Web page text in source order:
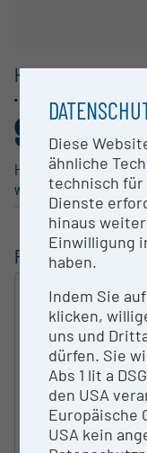
HAUPTGRUPPEN /
Human­me­dizin,
wis­sen­schaften
98,925%
FILTERUNG
VOLLTEXT
ART DER
KATEGORIE NACH
Diese
ähnliche
technisch
Dienste
hinaus
Einwilligung
haben.
Indem Sie
klicken,
uns und
dürfen. Sie
Abs 1 lit a
den USA
Europäische
USA kein